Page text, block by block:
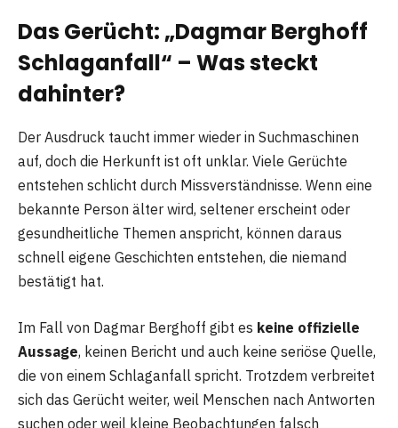
Das Gerücht: „Dagmar Berghoff
Schlaganfall“ – Was steckt
dahinter?
Der Ausdruck taucht immer wieder in Suchmaschinen
auf, doch die Herkunft ist oft unklar. Viele Gerüchte
entstehen schlicht durch Missverständnisse. Wenn eine
bekannte Person älter wird, seltener erscheint oder
gesundheitliche Themen anspricht, können daraus
schnell eigene Geschichten entstehen, die niemand
bestätigt hat.
Im Fall von Dagmar Berghoff gibt es keine offizielle
Aussage, keinen Bericht und auch keine seriöse Quelle,
die von einem Schlaganfall spricht. Trotzdem verbreitet
sich das Gerücht weiter, weil Menschen nach Antworten
suchen oder weil kleine Beobachtungen falsch